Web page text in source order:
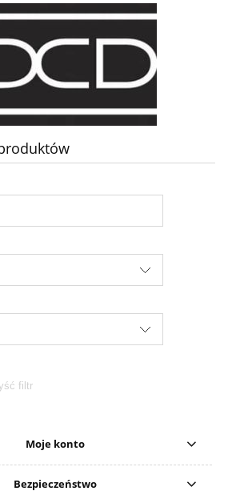
filtr
Moje konto
Bezpieczeństwo